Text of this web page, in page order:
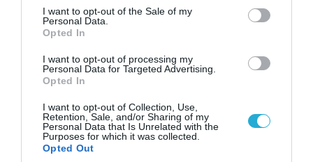
consent section.
I want to opt-out of the Sale of my
Personal Data.
Opted In
I want to opt-out of processing my
Personal Data for Targeted Advertising.
Opted In
I want to opt-out of Collection, Use,
Retention, Sale, and/or Sharing of my
Personal Data that Is Unrelated with the
Purposes for which it was collected.
Opted Out
06.08.2026 | 14:02
«Επιχείρηση ελεύθερα πεζοδρόμια» στην
Αθήνα: Απομακρύνθηκαν παράνομα
αντικείμενα από κοινόχρηστους χώρους